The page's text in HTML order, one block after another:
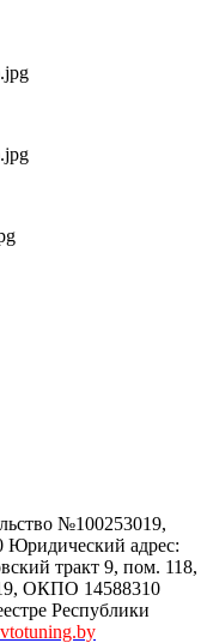
№100253019,
Юридический адрес:
тракт 9, пом. 118,
ОКПО 14588310
Республики